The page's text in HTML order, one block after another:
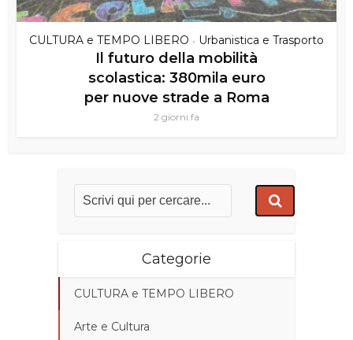
CULTURA e TEMPO LIBERO • Urbanistica e Trasporto
Il futuro della mobilità
scolastica: 380mila euro
per nuove strade a Roma
2 giorni fa
Categorie
CULTURA e TEMPO LIBERO
Arte e Cultura